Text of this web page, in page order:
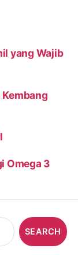
yang Wajib
Omega 3